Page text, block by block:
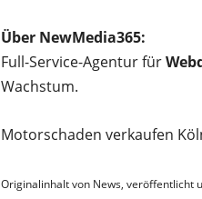
Über NewMedia365:
Full-Service-Agentur für
Wachstum.
Motorschaden verkaufen
Originalinhalt von News, veröffentlicht